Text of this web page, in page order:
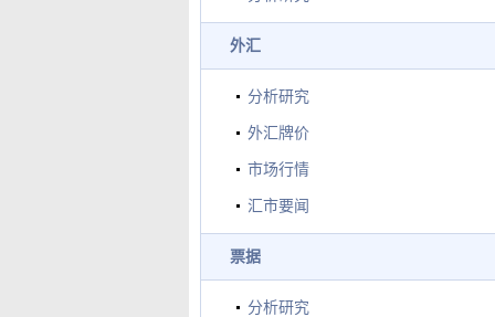
外汇
分析研究
外汇牌价
市场行情
汇市要闻
票据
分析研究